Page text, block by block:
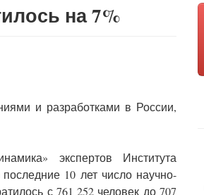
на 7%
и разработками в России,
экспертов Института
10 лет число научно-
с 761 252 человек до 707